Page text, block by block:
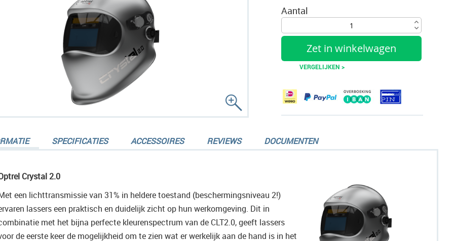
Aantal
Zet in winkelwagen
VERGELIJKEN >
Crystal 2.0
een lichttransmissie van 31% in heldere toestand (beschermingsniveau 2!)
lassers een praktisch en duidelijk zicht op hun werkomgeving. Dit in
met het bijna perfecte kleurenspectrum van de CLT2.0, geeft lassers
de eerste keer de mogelijkheid om te zien wat er werkelijk aan de hand is in het
SPECIFICATIES ACCESSOIRES REVIEWS DOCUMENTEN